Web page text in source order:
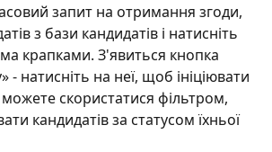
запит на отримання згоди,
з бази кандидатів і натисніть
крапками. З'явиться кнопка
- натисніть на неї, щоб ініціювати
скористатися фільтром,
кандидатів за статусом їхньої